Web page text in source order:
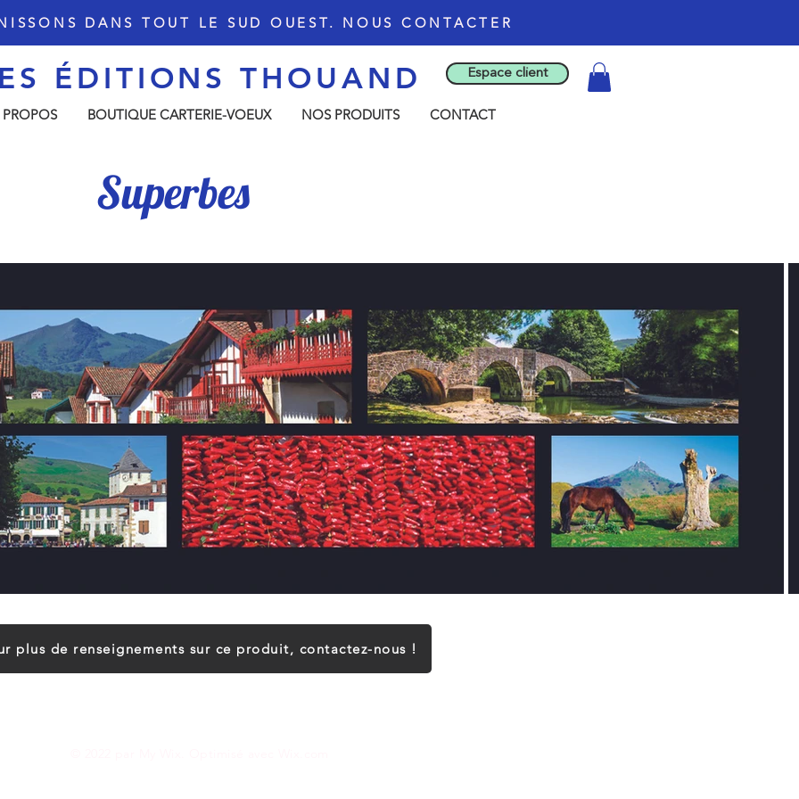
DANS TOUT LE SUD OUEST. NOUS CONTACTER
ÉDITIONS THOUAND Espace client
BOUTIQUE CARTERIE-VOEUX NOS PRODUITS CONTACT
Superbes
plus de renseignements sur ce produit, contactez-nous !